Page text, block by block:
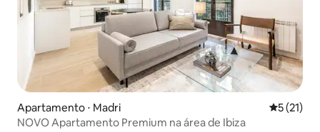
Apartamento ⋅ Madri 5 de uma
5 (21)
NOVO Apartamento Premium na área de Ibiza